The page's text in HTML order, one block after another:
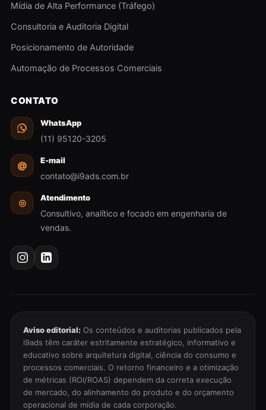
Mídia de Alta Performance (Tráfego)
Consultoria e Auditoria Digital
Posicionamento de Autoridade
Automação de Processos Comerciais
CONTATO
WhatsApp
(11) 95120-3205
@ E-mail
contato@i9ads.com.br
◎ Atendimento
Consultivo, analítico e focado em engenharia de
vendas.
Aviso editorial: Os conteúdos e auditorias publicados pela
i9ads têm caráter estritamente estratégico, informativo e
educativo sobre arquitetura digital, ciência do consumo e
processos comerciais. O retorno financeiro e a otimização
de métricas (ROI/ROAS) dependem da correta execução
de mercado, do alinhamento do produto e do orçamento
operacional de mídia de cada corporação.